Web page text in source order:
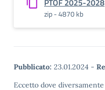
PTOF 2025-2028
zip - 4870 kb
Pubblicato: 23.01.2024 -
Eccetto dove